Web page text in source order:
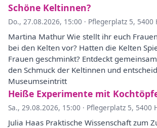
Schöne Keltinnen?
Do., 27.08.2026, 15:00 · Pflegerplatz 5, 5400
Martina Mathur Wie stellt ihr euch
bei den Kelten vor? Hatten die Kelten
Frauen geschminkt? Entdeckt
den Schmuck der Keltinnen und
Museumseintritt
Heiße Experimente mit
Sa., 29.08.2026, 15:00 · Pflegerplatz 5, 5400
Julia Haas Praktische Wissenschaft zum